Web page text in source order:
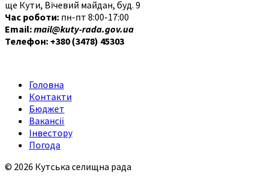
ще Кути, Вічевий майдан, буд. 9
Час роботи: пн-пт 8:00-17:00
Email:mail@kuty-rada.gov.ua
Телефон: +380 (3478) 45303
Головна
Контакти
Бюджет
Вакансії
Інвестору
Погода
© 2026 Кутська селищна рада